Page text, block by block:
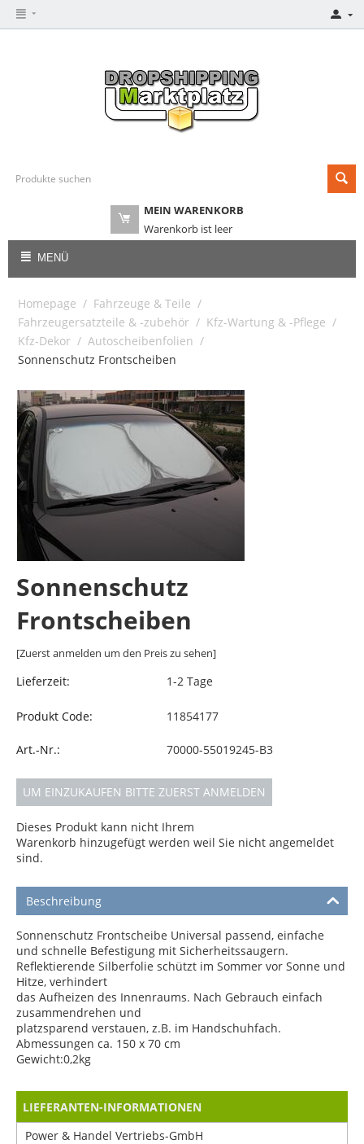
MEIN WARENKORB
Warenkorb ist leer
MENÜ
Homepage / Fahrzeuge & Teile /
Fahrzeugersatzteile & -zubehör / Kfz-Wartung & -Pflege /
Kfz-Dekor / Autoscheibenfolien /
Sonnenschutz Frontscheiben
Sonnenschutz
Frontscheiben
[Zuerst anmelden um den Preis zu sehen]
Lieferzeit: 1-2 Tage
Produkt Code: 11854177
Art.-Nr.: 70000-55019245-B3
UM EINZUKAUFEN BITTE ZUERST ANMELDEN
Dieses Produkt kann nicht Ihrem
Warenkorb hinzugefügt werden weil Sie nicht angemeldet
sind.
Beschreibung
Sonnenschutz Frontscheibe Universal passend, einfache
und schnelle Befestigung mit Sicherheitssaugern.
Reflektierende Silberfolie schützt im Sommer vor Sonne und
Hitze, verhindert
das Aufheizen des Innenraums. Nach Gebrauch einfach
zusammendrehen und
platzsparend verstauen, z.B. im Handschuhfach.
Abmessungen ca. 150 x 70 cm
Gewicht:0,2kg
LIEFERANTEN-INFORMATIONEN
Power & Handel Vertriebs-GmbH